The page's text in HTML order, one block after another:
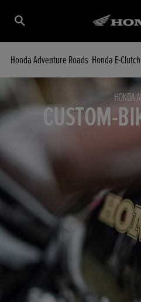
Honda Adventure Roads Honda E-Clutch
HONDA
CUSTOM-